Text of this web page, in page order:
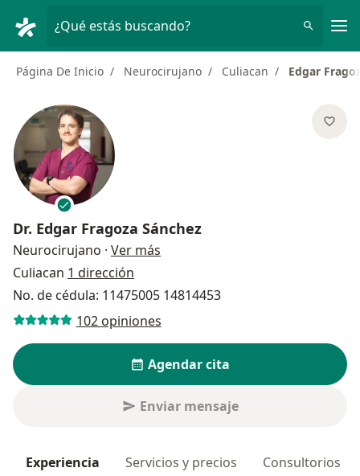
¿Qué estás buscando?
Página De Inicio Neurocirujano Culiacan Edgar
Dr. Edgar Fragoza Sánchez
Neurocirujano · Ver más
Culiacan 1 dirección
No. de cédula: 11475005 14814453
102 opiniones
Agendar cita
Enviar mensaje
Experiencia Servicios y precios Consultorios